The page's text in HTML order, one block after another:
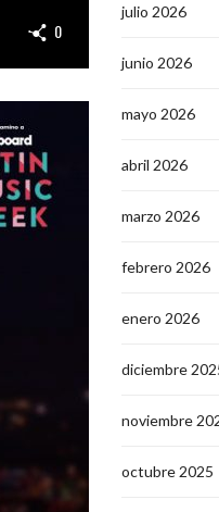
0
julio 2026
junio 2026
mayo 2026
abril 2026
marzo 2026
febrero 2026
enero 2026
diciembre
noviembre
octubre 2025